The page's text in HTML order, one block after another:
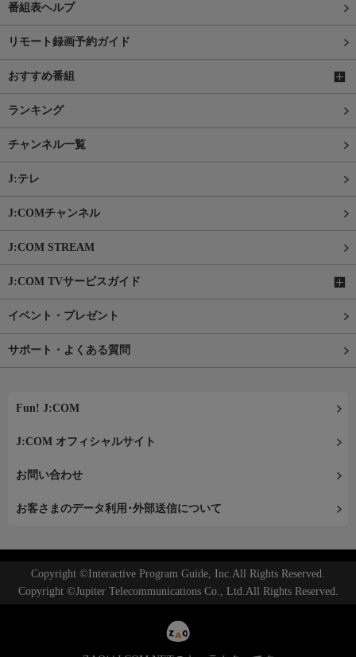
番組表ヘルプ
リモート録画予約ガイド
おすすめ番組
ランキング
チャンネル一覧
J:テレ
J:COMチャンネル
J:COM STREAM
J:COM TVサービスガイド
イベント・プレゼント
サポート・よくある質問
Fun! J:COM
J:COM オフィシャルサイト
お問い合わせ
お客さまのデータ利用･外部送信について
Copyright ©Interactive Program Guide, Inc.All Rights Reserved.
Copyright ©Jupiter Telecommunications Co., Ltd.All Rights Reserved.